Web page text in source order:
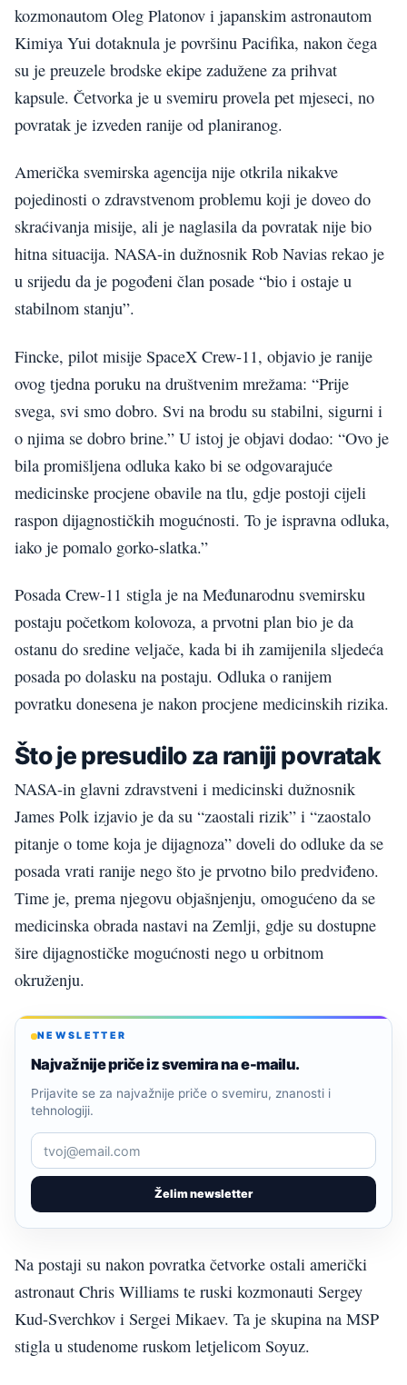
kozmonautom Oleg Platonov i japanskim astronautom
Kimiya Yui dotaknula je površinu Pacifika, nakon čega
su je preuzele brodske ekipe zadužene za prihvat
kapsule. Četvorka je u svemiru provela pet mjeseci, no
povratak je izveden ranije od planiranog.
Američka svemirska agencija nije otkrila nikakve
pojedinosti o zdravstvenom problemu koji je doveo do
skraćivanja misije, ali je naglasila da povratak nije bio
hitna situacija. NASA-in dužnosnik Rob Navias rekao je
u srijedu da je pogođeni član posade “bio i ostaje u
stabilnom stanju”.
Fincke, pilot misije SpaceX Crew-11, objavio je ranije
ovog tjedna poruku na društvenim mrežama: “Prije
svega, svi smo dobro. Svi na brodu su stabilni, sigurni i
o njima se dobro brine.” U istoj je objavi dodao: “Ovo je
bila promišljena odluka kako bi se odgovarajuće
medicinske procjene obavile na tlu, gdje postoji cijeli
raspon dijagnostičkih mogućnosti. To je ispravna odluka,
iako je pomalo gorko-slatka.”
Posada Crew-11 stigla je na Međunarodnu svemirsku
postaju početkom kolovoza, a prvotni plan bio je da
ostanu do sredine veljače, kada bi ih zamijenila sljedeća
posada po dolasku na postaju. Odluka o ranijem
povratku donesena je nakon procjene medicinskih rizika.
Što je presudilo za raniji povratak
NASA-in glavni zdravstveni i medicinski dužnosnik
James Polk izjavio je da su “zaostali rizik” i “zaostalo
pitanje o tome koja je dijagnoza” doveli do odluke da se
posada vrati ranije nego što je prvotno bilo predviđeno.
Time je, prema njegovu objašnjenju, omogućeno da se
medicinska obrada nastavi na Zemlji, gdje su dostupne
šire dijagnostičke mogućnosti nego u orbitnom
okruženju.
NEWSLETTER
Najvažnije priče iz svemira na e-mailu.
Želim newsletter
Prijavite se za najvažnije priče o svemiru, znanosti i
tehnologiji.
Na postaji su nakon povratka četvorke ostali američki
astronaut Chris Williams te ruski kozmonauti Sergey
Kud-Sverchkov i Sergei Mikaev. Ta je skupina na MSP
stigla u studenome ruskom letjelicom Soyuz.